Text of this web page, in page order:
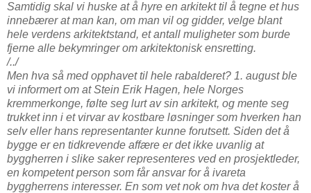
Samtidig skal vi huske at å hyre en arkitekt til å tegne et hus
innebærer at man kan, om man vil og gidder, velge blant
hele verdens arkitektstand, et antall muligheter som burde
fjerne alle bekymringer om arkitektonisk ensretting.
/../
Men hva så med opphavet til hele rabalderet? 1. august ble
vi informert om at Stein Erik Hagen, hele Norges
kremmerkonge, følte seg lurt av sin arkitekt, og mente seg
trukket inn i et virvar av kostbare løsninger som hverken han
selv eller hans representanter kunne forutsett. Siden det å
bygge er en tidkrevende affære er det ikke uvanlig at
byggherren i slike saker representeres ved en prosjektleder,
en kompetent person som får ansvar for å ivareta
byggherrens interesser. En som vet nok om hva det koster å